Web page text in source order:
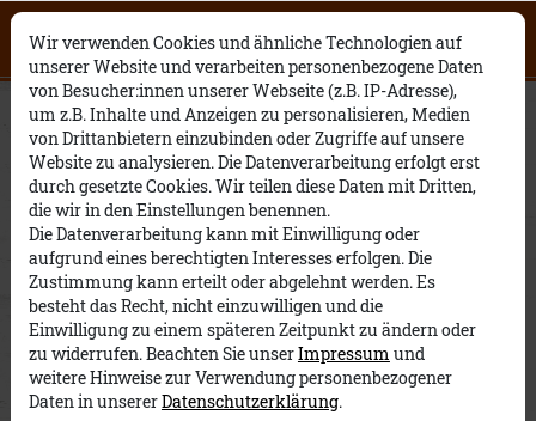
contents.
Open English website
Viviana A&Co
Wir verwenden Cookies und ähnliche Technologien auf
unserer Website und verarbeiten personenbezogene Daten
von Besucher:innen unserer Webseite (z.B. IP-Adresse),
um z.B. Inhalte und Anzeigen zu personalisieren, Medien
von Drittanbietern einzubinden oder Zugriffe auf unsere
Website zu analysieren. Die Datenverarbeitung erfolgt erst
durch gesetzte Cookies. Wir teilen diese Daten mit Dritten,
die wir in den Einstellungen benennen.
Die Datenverarbeitung kann mit Einwilligung oder
aufgrund eines berechtigten Interesses erfolgen. Die
Zustimmung kann erteilt oder abgelehnt werden. Es
besteht das Recht, nicht einzuwilligen und die
Einwilligung zu einem späteren Zeitpunkt zu ändern oder
zu widerrufen. Beachten Sie unserImpressum und
weitere Hinweise zur Verwendung personenbezogener
Daten in unsererDaten­schutz­erklärung.